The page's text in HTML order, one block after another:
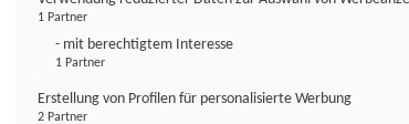
1 Partner
- mit berechtigtem Interesse
1 Partner
Erstellung von Profilen für personalisierte Werbung
2 Partner